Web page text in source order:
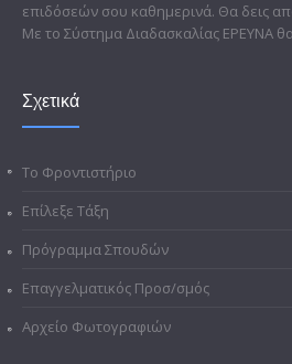
επιδόσεών σου καθημερινά. Θα δεις
Με το Σύστημα Διαδασκαλίας ΕΡΕΥΝΑ θα
Σχετικά
Το Φροντιστήριο
Επίλεξε Τάξη
Πρόγραμμα Σπουδών
Επαγγελματικός Προσ/σμός
Αρχείο Φωτογραφιών